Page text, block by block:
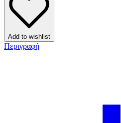
Add to wishlist
Περιγραφή